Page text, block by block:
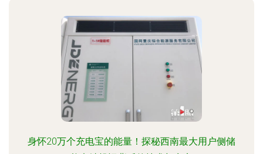
身怀20万个充电宝的能量！探秘西南最大用户侧储